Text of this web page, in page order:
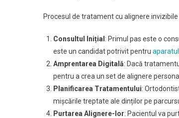
Procesul de tratament cu alignere
Consultul Inițial : Primul pas este o
este un candidat potrivit pentru
Amprentarea Digitală: Dacă
pentru a crea un set de alignere
Planificarea Tratamentului:
mișcările treptate ale dinților pe
Purtarea Alignere-lor: Pacientul va